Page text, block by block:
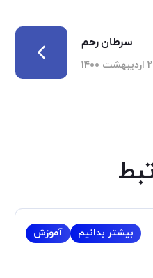
سرطان رحم
۱۴۰۰
آموزش بیشتر بدانیم